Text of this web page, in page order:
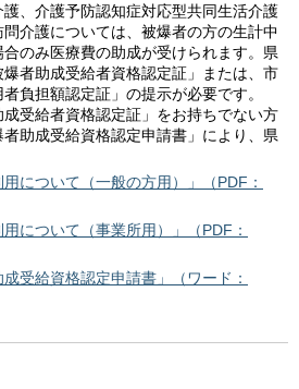
、介護予防認知症対応型共同生活介護
介護については、被爆者の方の生計中
のみ医療費の助成が受けられます。県
者助成受給者資格認定証」または、市
負担額認定証」の提示が必要です。
成受給者資格認定証」をお持ちでない方
助成受給資格認定申請書」により、県
用について（一般の方用）」（PDF：
用について（事業所用）」（PDF：
成受給資格認定申請書」（ワード：